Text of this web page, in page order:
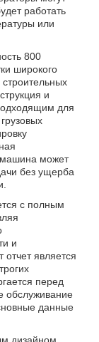
работать
или
800
широкого
и
для
машина может
без ущерба
с полным
и
отчет является
перед
обслуживание
данные